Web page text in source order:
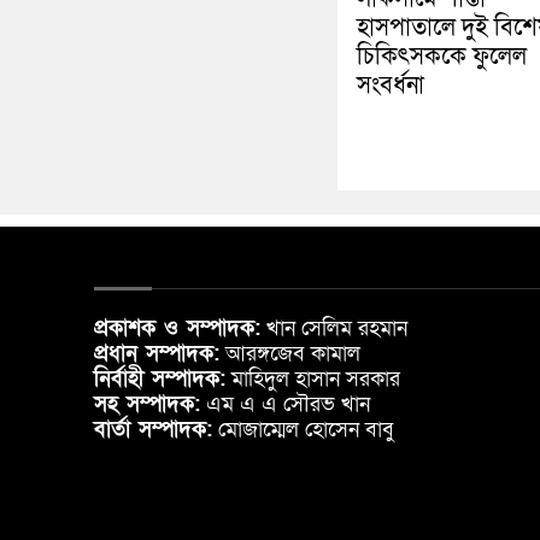
হাসপাতালে দুই
চিকিৎসককে ফুলেল
সংবর্ধনা
প্রকাশক ও সম্পাদক: খান সেলিম রহমান
প্রধান সম্পাদক:আরঙ্গজেব কামাল
নির্বাহী সম্পাদক:মাহিদুল হাসান সরকার
সহ সম্পাদক: এম এ এ সৌরভ খান
বার্তা সম্পাদক: মোজাম্মেল হোসেন বাবু